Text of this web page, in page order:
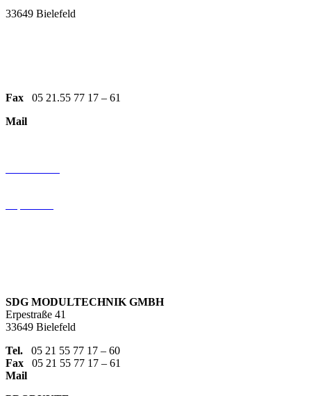
33649 Bielefeld
Fax 05 21.55 77 17 – 61
Mail
SDG MODULTECHNIK GMBH
Erpestraße 41
33649 Bielefeld
Tel. 05 21 55 77 17 – 60
Fax 05 21 55 77 17 – 61
Mail